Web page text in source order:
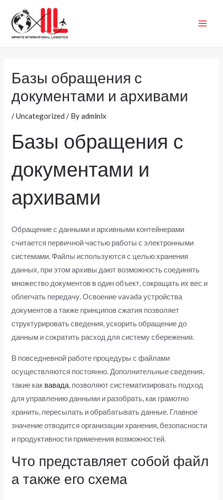
content
Базы обращения с
документами и архивами
/Uncategorized / Byadmlnlx
Базы обращения с
документами и
архивами
Обращение с данными и архивными контейнерами
считается первичной частью работы с электронными
системами. Файлы используются с целью хранения
данных, при этом архивы дают возможность соединять
множество документов в один объект, сокращать их вес и
облегчать передачу. Освоение vavada устройства
документов а также принципов сжатия позволяет
структурировать сведения, ускорить обращение до
данным и сократить расход для систему сбережения.
В повседневной работе процедуры с файлами
осуществляются постоянно. Дополнительные сведения,
такие как вавада, позволяют систематизировать подход
для управлению данными и разобрать, как грамотно
хранить, пересылать и обрабатывать данные. Главное
значение отводится организации хранения, безопасности
и продуктивности применения возможностей.
Что представляет собой файл
а также его схема